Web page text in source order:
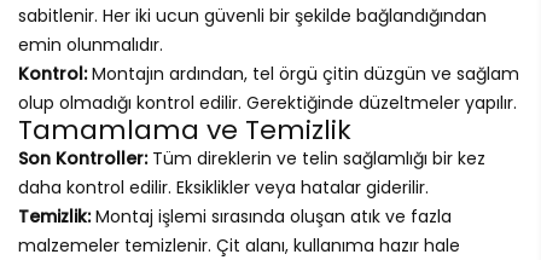
sabitlenir. Her iki ucun güvenli bir şekilde bağlandığından
emin olunmalıdır.
Kontrol:Montajın ardından, tel örgü çitin düzgün ve sağlam
olup olmadığı kontrol edilir. Gerektiğinde düzeltmeler yapılır.
Tamamlama ve Temizlik
Son Kontroller:Tüm direklerin ve telin sağlamlığı bir kez
daha kontrol edilir. Eksiklikler veya hatalar giderilir.
Temizlik:Montaj işlemi sırasında oluşan atık ve fazla
malzemeler temizlenir. Çit alanı, kullanıma hazır hale